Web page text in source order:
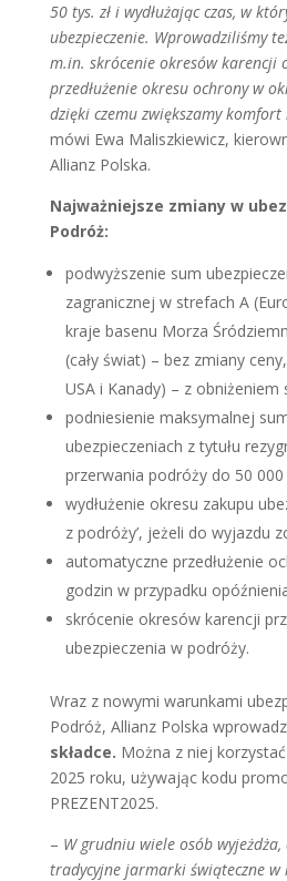
50 tys. zł i wydłużając czas, w
ubezpieczenie. Wprowadziliśmy
m.in. skrócenie okresów karencji
przedłużenie okresu ochrony w
dzięki czemu zwiększamy
mówi Ewa Maliszkiewicz,
Allianz Polska.
Najważniejsze zmiany w
Podróż:
podwyższenie sum
zagranicznej w strefach A
kraje basenu Morza
(cały świat) – bez zmiany
USA i Kanady) – z obniżeniem
podniesienie maksymalnej
ubezpieczeniach z tytułu
przerwania podróży do 50 000
wydłużenie okresu zakupu
z podróży’, jeżeli do wyjazdu
automatyczne przedłużenie
godzin w przypadku
skrócenie okresów karencji
ubezpieczenia w podróży.
Wraz z nowymi warunkami
Podróż, Allianz Polska
składce. Można z niej
2025 roku, używając kodu
PREZENT2025.
– W grudniu wiele osób wyjeżdża,
tradycyjne jarmarki świąteczne w